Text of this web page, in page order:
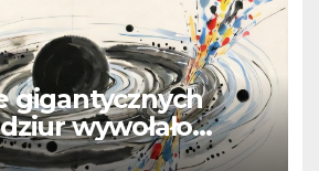
gigantycznych
wywołało